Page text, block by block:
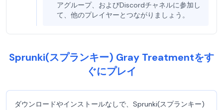
アグループ、およびDiscordチャネルに参加し
て、他のプレイヤーとつながりましょう。
Sprunki(スプランキー) Gray Treatmentをす
ぐにプレイ
ダウンロードやインストールなしで、Sprunki(スプランキー)